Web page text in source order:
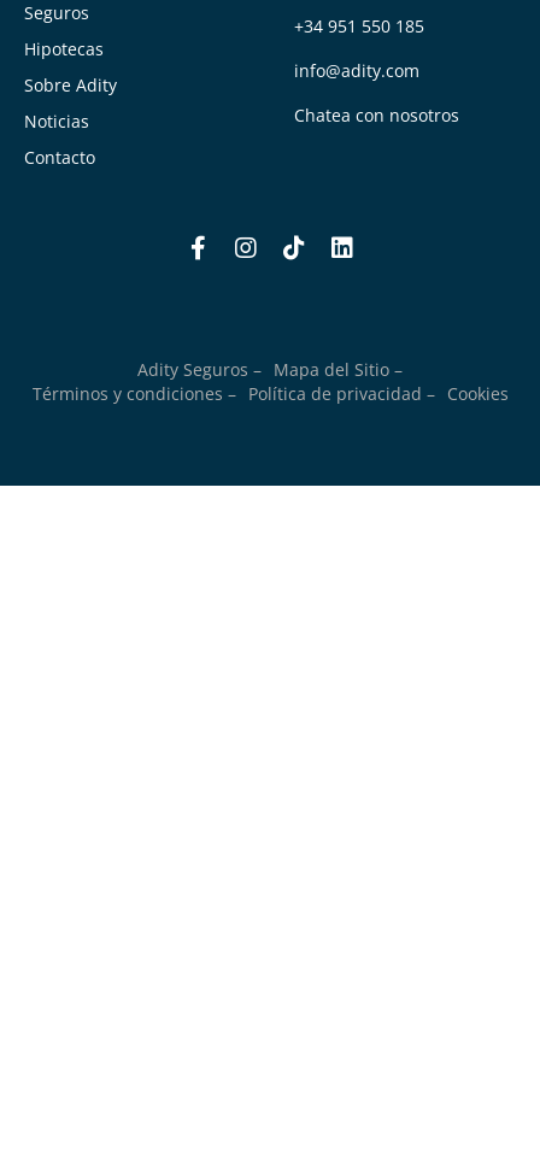
Seguros
Hipotecas
Sobre Adity
Noticias
Contacto
+34 951 550 185
info@adity.com
Chatea con nosotros
Adity Seguros – Mapa del Sitio –
Términos y condiciones –
Política de privacidad – Cookies